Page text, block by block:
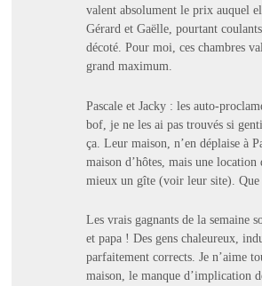
valent absolument le prix auquel
Gérard et Gaëlle, pourtant
décoté. Pour moi, ces chambres
grand maximum.
Pascale et Jacky : les auto-
bof, je ne les ai pas trouvés si
ça. Leur maison, n’en déplaise à
maison d’hôtes, mais une location
mieux un gîte (voir leur site).
Les vrais gagnants de la semaine
et papa ! Des gens chaleureux,
parfaitement corrects. Je n’aime
maison, le manque d’implication